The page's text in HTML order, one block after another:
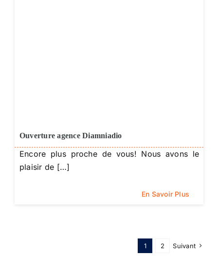
Ouverture agence Diamniadio
Encore plus proche de vous! Nous avons le
plaisir de […]
En Savoir Plus
1 2 Suivant